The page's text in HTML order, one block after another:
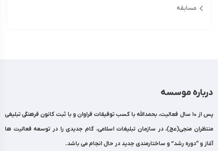
مسابقه
درباره موسسه
پس از 10 سال فعالیت، بحمدالله با کسب توفیقات فراوان و با ثبت کانون فرهنگی تبلیغی
منتظران منجی(عج)، در سازمان تبلیغات اسلامی، گام جدیدی را در توسعه فعالیت ها
آغاز و “دوره رشد” و ساختارمندی جدید در حال انجام می باشد.